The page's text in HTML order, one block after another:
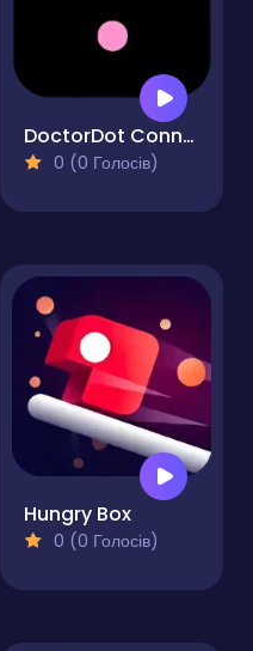
DoctorDot Connect Mania
0 (0 Голосів)
Hungry Box
0 (0 Голосів)